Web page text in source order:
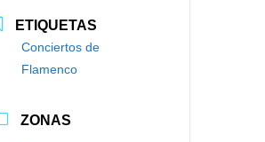
ETIQUETAS
Conciertos de
Flamenco
ZONAS